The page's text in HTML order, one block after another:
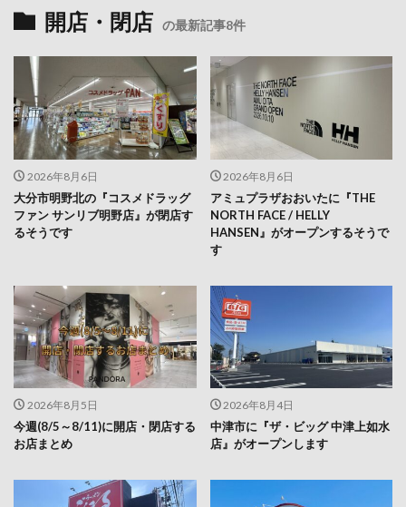
開店・閉店 の最新記事8件
2026年8月6日
大分市明野北の『コスメドラッグ
ファン サンリブ明野店』が閉店す
るそうです
2026年8月6日
アミュプラザおおいたに『THE
NORTH FACE / HELLY
HANSEN』がオープンするそうで
す
2026年8月5日
今週(8/5～8/11)に開店・閉店する
お店まとめ
2026年8月4日
中津市に『ザ・ビッグ 中津上如水
店』がオープンします